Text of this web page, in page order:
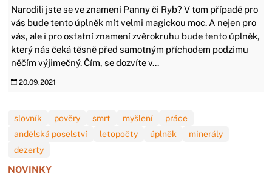
Narodili jste se ve znamení Panny či Ryb? V tom případě pro
vás bude tento úplněk mít velmi magickou moc. A nejen pro
vás, ale i pro ostatní znamení zvěrokruhu bude tento úplněk,
který nás čeká těsně před samotným příchodem podzimu
něčím výjimečný. Čím, se dozvíte v...
20.09.2021
slovník pověry smrt myšlení
práce
andělská poselství
letopočty úplněk
minerály
dezerty
NOVINKY